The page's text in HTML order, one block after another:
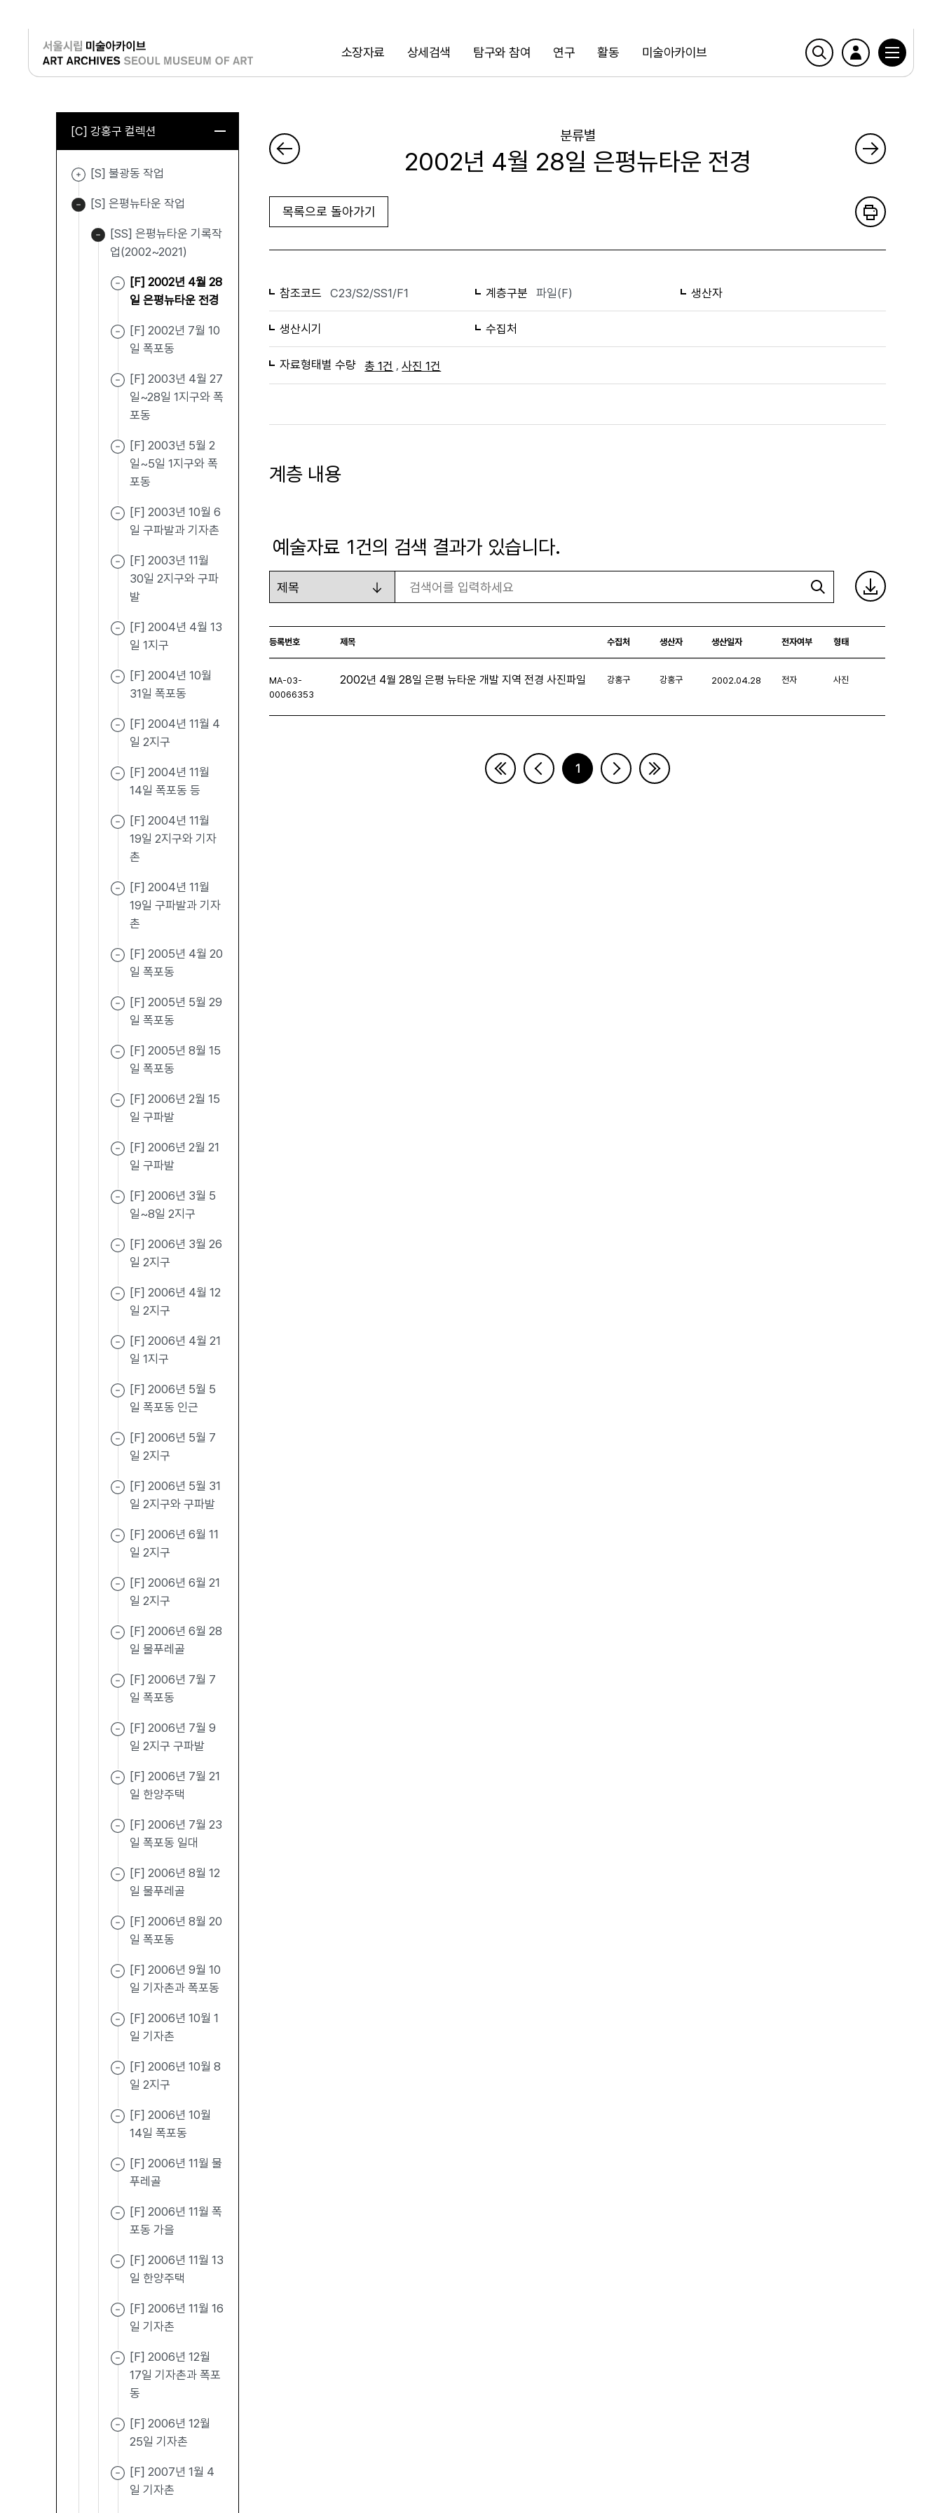
소장자료 상세검색 탐구와 참여 연구 활동 미술아카이브
검색
로그인
[C] 강홍구 컬렉션
[S] 불광동 작업
[S] 은평뉴타운 작업
[SS] 은평뉴타운 기록작
업(2002~2021)
[F] 2002년 4월 28
일 은평뉴타운 전경
[F] 2002년 7월 10
일 폭포동
[F] 2003년 4월 27
일~28일 1지구와 폭
포동
[F] 2003년 5월 2
일~5일 1지구와 폭
포동
[F] 2003년 10월 6
일 구파발과 기자촌
[F] 2003년 11월
30일 2지구와 구파
발
[F] 2004년 4월 13
일 1지구
[F] 2004년 10월
31일 폭포동
[F] 2004년 11월 4
일 2지구
[F] 2004년 11월
14일 폭포동 등
[F] 2004년 11월
19일 2지구와 기자
촌
[F] 2004년 11월
19일 구파발과 기자
촌
[F] 2005년 4월 20
일 폭포동
[F] 2005년 5월 29
일 폭포동
[F] 2005년 8월 15
일 폭포동
[F] 2006년 2월 15
일 구파발
[F] 2006년 2월 21
일 구파발
[F] 2006년 3월 5
일~8일 2지구
[F] 2006년 3월 26
일 2지구
[F] 2006년 4월 12
일 2지구
[F] 2006년 4월 21
일 1지구
[F] 2006년 5월 5
일 폭포동 인근
[F] 2006년 5월 7
일 2지구
[F] 2006년 5월 31
일 2지구와 구파발
[F] 2006년 6월 11
일 2지구
[F] 2006년 6월 21
일 2지구
[F] 2006년 6월 28
일 물푸레골
[F] 2006년 7월 7
일 폭포동
[F] 2006년 7월 9
일 2지구 구파발
[F] 2006년 7월 21
일 한양주택
[F] 2006년 7월 23
일 폭포동 일대
[F] 2006년 8월 12
일 물푸레골
[F] 2006년 8월 20
일 폭포동
[F] 2006년 9월 10
일 기자촌과 폭포동
[F] 2006년 10월 1
일 기자촌
[F] 2006년 10월 8
일 2지구
[F] 2006년 10월
14일 폭포동
[F] 2006년 11월 물
푸레골
[F] 2006년 11월 폭
포동 가을
[F] 2006년 11월 13
일 한양주택
[F] 2006년 11월 16
일 기자촌
[F] 2006년 12월
17일 기자촌과 폭포
동
[F] 2006년 12월
25일 기자촌
[F] 2007년 1월 4
일 기자촌
분류별
2002년 4월 28일 은평뉴타운 전경
목록으로 돌아가기
참조코드 C23/S2/SS1/F1 계층구분 파일(F) 생산자
생산시기 수집처
자료형태별 수량 총 1건 ,사진 1건
계층 내용
예술자료 1건의 검색 결과가 있습니다.
검색
등록번호 제목 수집처 생산자 생산일자 전자여부 형태
MA-03-
00066353
2002년 4월 28일 은평 뉴타운 개발 지역 전경 사진파일 강홍구 강홍구 2002.04.28 전자 사진
처음페이지이전페이지 1